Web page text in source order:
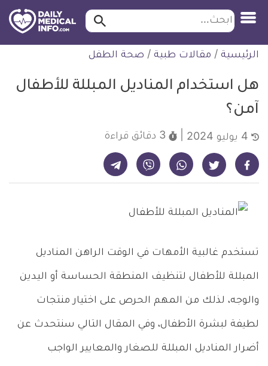
التخطي
للمحتوى
ابحث ابحث…
الرئيسية / مقالات طبية / صحة الطفل
هل استخدام المناديل المبللة للأطفال
آمن؟
3 دقائق قراءة
شارك على فيسبوك - ديلي ميديكال انفو شارك على تويتر - ديلي ميديكال انفو شارك على واتساب - ديلي ميديكال انفو شارك على فايبر - ديلي ميديكال انفو شارك على تيليجرام - ديلي ميديكال انفو
تستخدم غالبية الأمهات في الوقت الراهن المناديل
المبللة للأطفال لتنظيف المنطقة الحساسة أو اليدين
والوجه، لذلك من المهم الحرص على اختيار منتجات
لطيفة لبشرة الأطفال، وفي المقال التالي سنتحدث عن
أضرار المناديل المبللة للصغار والمعايير الواجب